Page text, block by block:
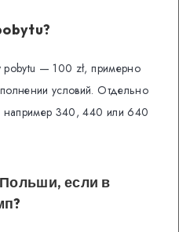
pobytu — 100 zł, примерно
условий. Отдельно
например 340, 440 или 640
если в